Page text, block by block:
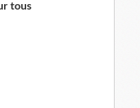
tous